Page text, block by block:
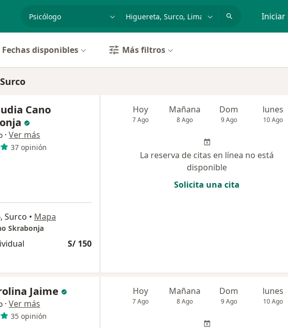
especialidad, enfermedad o nombre Iniciar
Fechas disponibles Más filtros
Cano
· Ver más
37 opinión
Surco • Mapa
Skrabonja
S/ 150
Hoy
7 Ago
Mañana
8 Ago
Dom
9 Ago
lunes
10 Ago
La reserva de citas en línea no está
disponible
Solicita una cita
Jaime
· Ver más
35 opinión
Hoy
7 Ago
Mañana
8 Ago
Dom
9 Ago
lunes
10 Ago